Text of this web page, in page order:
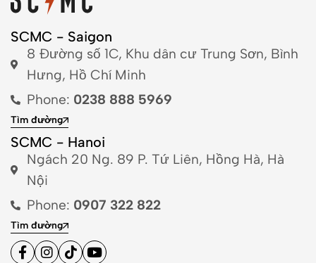
SCMC - Saigon
8 Đường số 1C, Khu dân cư Trung Sơn, Bình
Hưng, Hồ Chí Minh
Phone: 0238 888 5969
Tìm đường
SCMC - Hanoi
Ngách 20 Ng. 89 P. Tứ Liên, Hồng Hà, Hà
Nội
Phone: 0907 322 822
Tìm đường